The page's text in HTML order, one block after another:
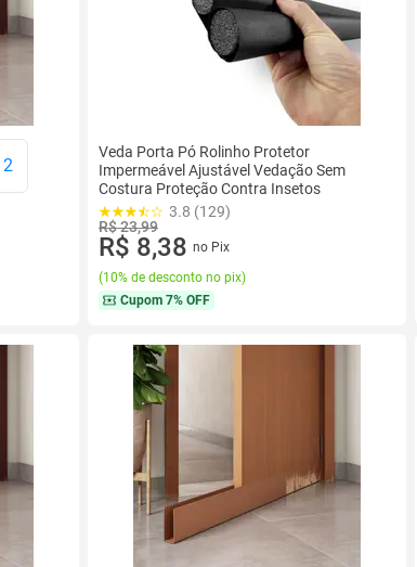
2
Veda Porta Pó Rolinho Protetor
Impermeável Ajustável Vedação Sem
Costura Proteção Contra Insetos
3.8 (129)
R$ 23,99
R$ 8,38 no Pix
(10% de desconto no pix)
Cupom 7% OFF